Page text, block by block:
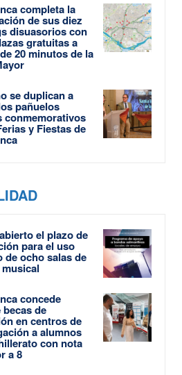
completa la
de sus diez
disuasorios con
gratuitas a
20 minutos de la
se duplican a
pañuelos
conmemorativos
y Fiestas de
el plazo de
para el uso
de ocho salas de
concede
de
en centros de
a alumnos
con nota
a 8